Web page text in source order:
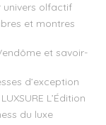
univers olfactif
et montres
et savoir-
d’exception
L’Édition
du luxe